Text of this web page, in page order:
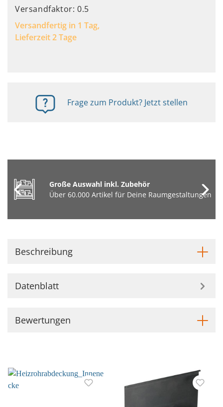
Versandfaktor: 0.5
Versandfertig in 1 Tag,
Lieferzeit 2 Tage
Frage zum Produkt? Jetzt stellen
Große Auswahl inkl. Zubehör
Über 60.000 Artikel für Deine Raumgestaltungen
Beschreibung
Datenblatt
Bewertungen